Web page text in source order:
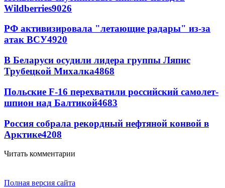
Wildberries9026
РФ активизировала "летающие радары" из-за
атак ВСУ4920
В Беларуси осудили лидера группы Ляпис
Трубецкой Михалка4868
Польские F-16 перехватили российский самолет-
шпион над Балтикой4683
Россия собрала рекордный нефтяной конвой в
Арктике4208
Читать комментарии
Полная версия сайта